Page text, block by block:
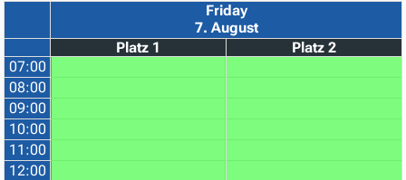
Friday
7. August
Platz 1
Platz 2
07:00
08:00
09:00
10:00
11:00
12:00